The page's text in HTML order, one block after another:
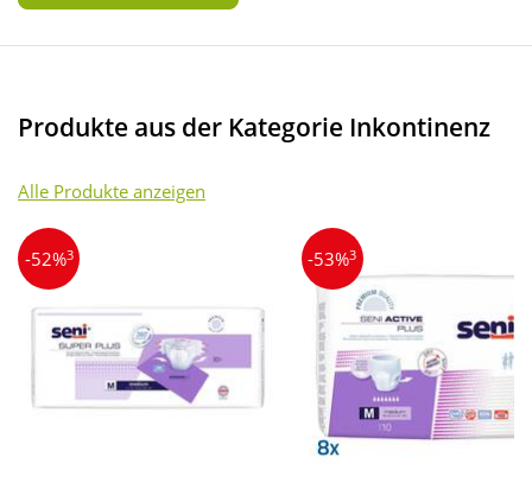
Produkte aus der Kategorie Inkontinenz
Alle Produkte anzeigen
-52%3 -53%3